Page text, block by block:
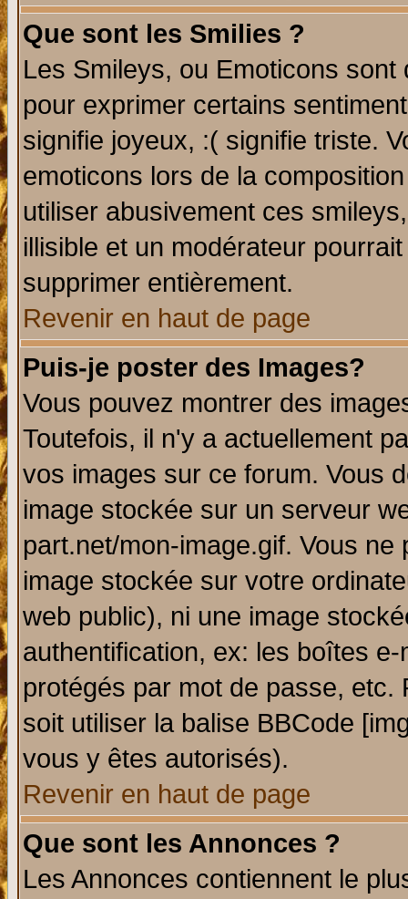
Que sont les Smilies ?
Les Smileys, ou Emoticons
pour exprimer certains
signifie joyeux, :( signifie triste.
emoticons lors de la
utiliser abusivement ces
illisible et un modérateur
supprimer entièrement.
Revenir en haut de page
Puis-je poster des Images?
Vous pouvez montrer des
Toutefois, il n'y a actuellement
vos images sur ce forum. Vous
image stockée sur un serveur
part.net/mon-image.gif. Vous
image stockée sur votre
web public), ni une image
authentification, ex: les boîtes
protégés par mot de passe,
soit utiliser la balise BBCode
vous y êtes autorisés).
Revenir en haut de page
Que sont les Annonces ?
Les Annonces contiennent le